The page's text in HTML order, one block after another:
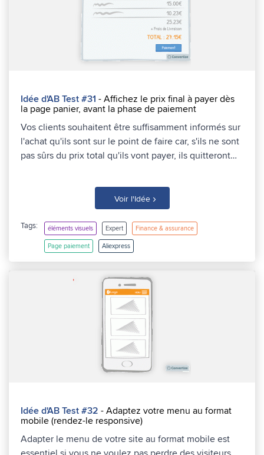
Idée d'AB Test #31 - Affichez le prix final à payer dès
la page panier, avant la phase de paiement
Vos clients souhaitent être suffisamment informés sur
l'achat qu'ils sont sur le point de faire car, s'ils ne sont
pas sûrs du prix total qu'ils vont payer, ils quitteront…
Voir l'Idée ›
Tags: éléments visuels Expert Finance & assurance
Page paiement Aliexpress
Idée d'AB Test #32 - Adaptez votre menu au format
mobile (rendez-le responsive)
Adapter le menu de votre site au format mobile est